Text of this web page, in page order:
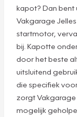
kapot? Dan bent
Vakgarage
startmotor,
bij. Kapotte
door het beste
uitsluitend
die specifiek
zorgt Vakgarage
mogelijk